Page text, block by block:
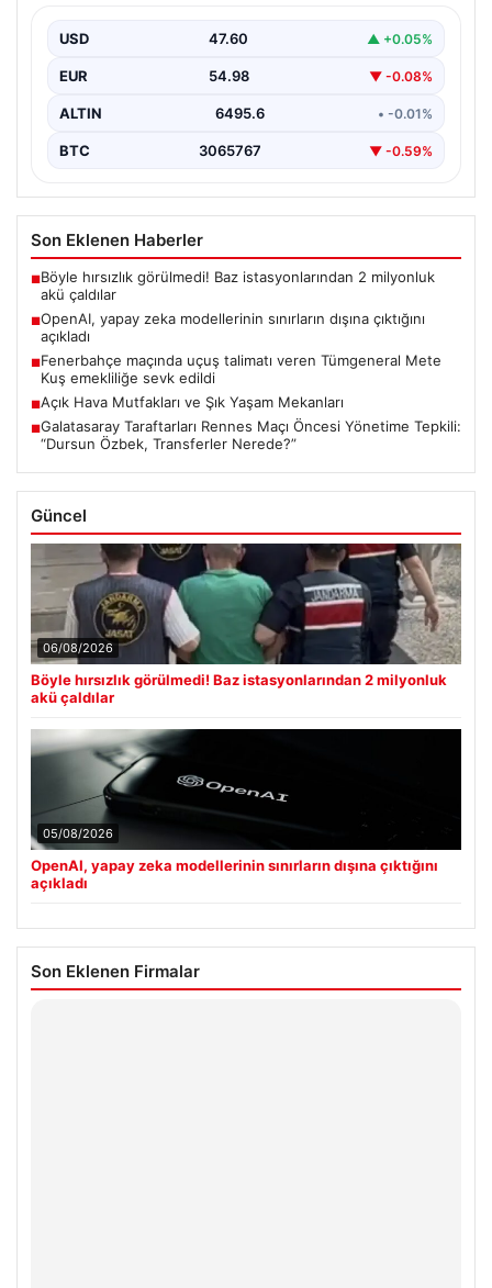
USD 47.60 ▲ +0.05%
EUR 54.98 ▼ -0.08%
ALTIN 6495.6 • -0.01%
BTC 3065767 ▼ -0.59%
Son Eklenen Haberler
■Böyle hırsızlık görülmedi! Baz istasyonlarından 2 milyonluk
akü çaldılar
■OpenAI, yapay zeka modellerinin sınırların dışına çıktığını
açıkladı
■Fenerbahçe maçında uçuş talimatı veren Tümgeneral Mete
Kuş emekliliğe sevk edildi
■Açık Hava Mutfakları ve Şık Yaşam Mekanları
■Galatasaray Taraftarları Rennes Maçı Öncesi Yönetime Tepkili:
“Dursun Özbek, Transferler Nerede?”
Güncel
06/08/2026
Böyle hırsızlık görülmedi! Baz istasyonlarından 2 milyonluk
akü çaldılar
05/08/2026
OpenAI, yapay zeka modellerinin sınırların dışına çıktığını
açıkladı
Son Eklenen Firmalar